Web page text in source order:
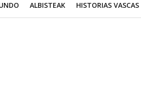
ALBISTEAK HISTORIAS VASCAS